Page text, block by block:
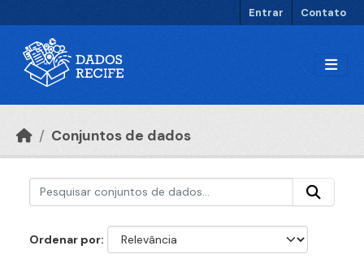
Entrar Contato
Conjuntos de dados
Ordenar por